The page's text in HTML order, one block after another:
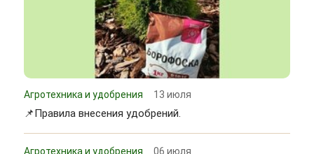
Агротехника и удобрения 13 июля
📌Правила внесения удобрений.
Агротехника и удобрения 06 июля